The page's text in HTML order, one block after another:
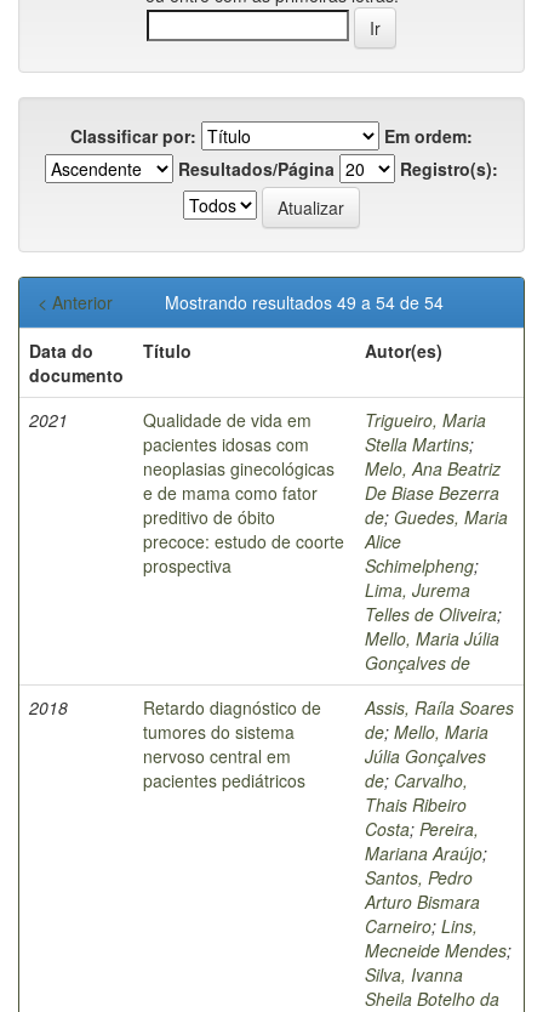
Classificar por:
Em ordem:
Resultados/Página
Registro(s):
Mostrando resultados 49 a 54 de 54
< Anterior
Data do
documento
Título Autor(es)
2021
Qualidade de vida em
pacientes idosas com
neoplasias ginecológicas
e de mama como fator
preditivo de óbito
precoce: estudo de coorte
prospectiva
Trigueiro, Maria
Stella Martins;
Melo, Ana Beatriz
De Biase Bezerra
de; Guedes, Maria
Alice
Schimelpheng;
Lima, Jurema
Telles de Oliveira;
Mello, Maria Júlia
Gonçalves de
2018
Retardo diagnóstico de
tumores do sistema
nervoso central em
pacientes pediátricos
Assis, Raíla Soares
de; Mello, Maria
Júlia Gonçalves
de; Carvalho,
Thais Ribeiro
Costa; Pereira,
Mariana Araújo;
Santos, Pedro
Arturo Bismara
Carneiro; Lins,
Mecneide Mendes;
Silva, Ivanna
Sheila Botelho da